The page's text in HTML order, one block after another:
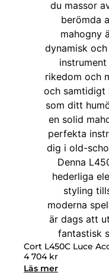
Cort L450C Luce
4 704 kr
Läs mer